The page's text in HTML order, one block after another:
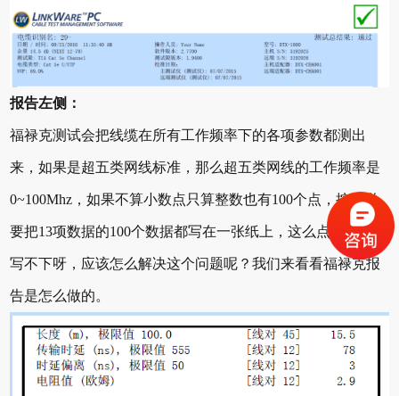
报告左侧：
福禄克测试会把线缆在所有工作频率下的各项参数都测出
来，如果是超五类网线标准，那么超五类网线的工作频率是
0~100Mhz，如果不算小数点只算整数也有100个点，按理说
要把13项数据的100个数据都写在一张纸上，这么点地方肯定
写不下呀，应该怎么解决这个问题呢？我们来看看福禄克报
告是怎么做的。